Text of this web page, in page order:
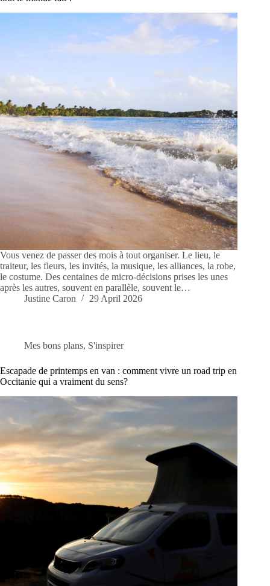
Vous venez de passer des mois à tout organiser. Le lieu, le
traiteur, les fleurs, les invités, la musique, les alliances, la robe,
le costume. Des centaines de micro-décisions prises les unes
après les autres, souvent en parallèle, souvent le…
Justine Caron
29 April 2026
Mes bons plans, S'inspirer
Escapade de printemps en van : comment vivre un road trip en
Occitanie qui a vraiment du sens?